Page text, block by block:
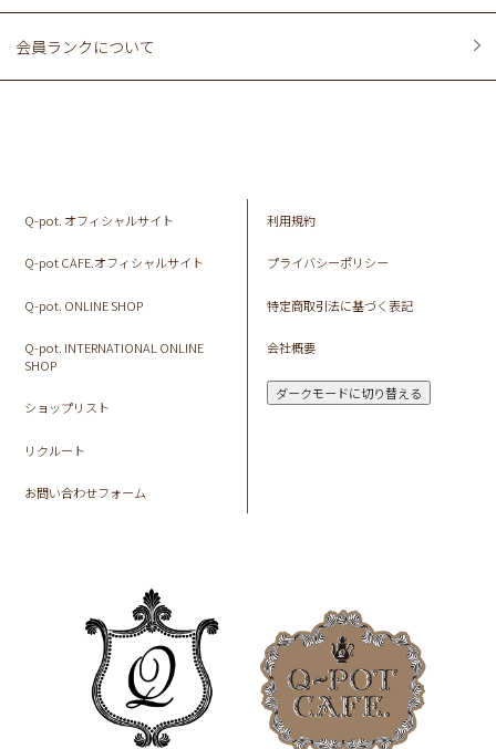
会員ランクについて
Q-pot. オフィシャルサイト
Q-pot CAFE.オフィシャルサイト
Q-pot. ONLINE SHOP
Q-pot. INTERNATIONAL ONLINE
SHOP
ショップリスト
リクルート
お問い合わせフォーム
利用規約
プライバシーポリシー
特定商取引法に基づく表記
会社概要
ダークモードに切り替える